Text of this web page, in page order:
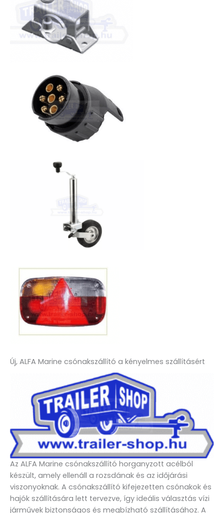
Új, ALFA Marine csónakszállító a kényelmes szállításért
Az ALFA Marine csónakszállító horganyzott acélból
készült, amely ellenáll a rozsdának és az időjárási
viszonyoknak. A csónakszállító kifejezetten csónakok és
hajók szállítására lett tervezve, így ideális választás vízi
járművek biztonságos és megbízható szállításához. A